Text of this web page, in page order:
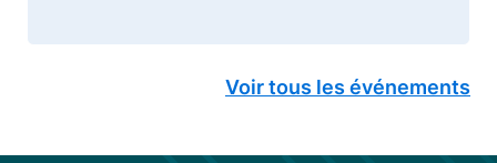
Voir tous les événements